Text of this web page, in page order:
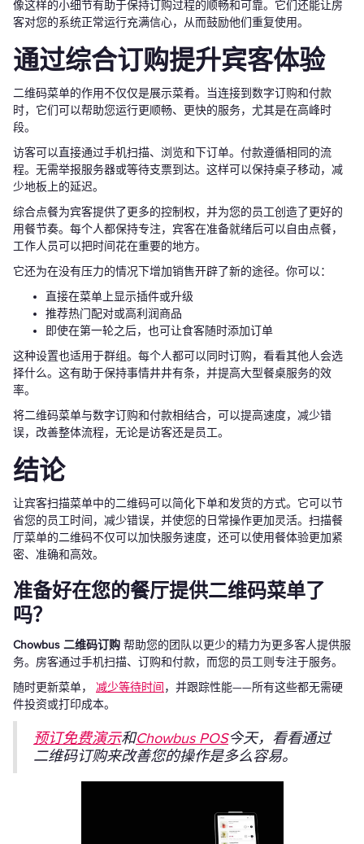
像这样的小细节有助于保持订购过程的顺畅和可靠。它们还能让房
客对您的系统正常运行充满信心，从而鼓励他们重复使用。
通过综合订购提升宾客体验
二维码菜单的作用不仅仅是展示菜肴。当连接到数字订购和付款
时，它们可以帮助您运行更顺畅、更快的服务，尤其是在高峰时
段。
访客可以直接通过手机扫描、浏览和下订单。付款遵循相同的流
程。无需举报服务器或等待支票到达。这样可以保持桌子移动，减
少地板上的延迟。
综合点餐为宾客提供了更多的控制权，并为您的员工创造了更好的
用餐节奏。每个人都保持专注，宾客在准备就绪后可以自由点餐，
工作人员可以把时间花在重要的地方。
它还为在没有压力的情况下增加销售开辟了新的途径。你可以：
直接在菜单上显示插件或升级
推荐热门配对或高利润商品
即使在第一轮之后，也可让食客随时添加订单
这种设置也适用于群组。每个人都可以同时订购，看看其他人会选
择什么。这有助于保持事情井井有条，并提高大型餐桌服务的效
率。
将二维码菜单与数字订购和付款相结合，可以提高速度，减少错
误，改善整体流程，无论是访客还是员工。
结论
让宾客扫描菜单中的二维码可以简化下单和发货的方式。它可以节
省您的员工时间，减少错误，并使您的日常操作更加灵活。扫描餐
厅菜单的二维码不仅可以加快服务速度，还可以使用餐体验更加紧
密、准确和高效。
准备好在您的餐厅提供二维码菜单了
吗？
Chowbus 二维码订购 帮助您的团队以更少的精力为更多客人提供服
务。房客通过手机扫描、订购和付款，而您的员工则专注于服务。
随时更新菜单， 减少等待时间 ，并跟踪性能——所有这些都无需硬
件投资或打印成本。
预订免费演示和Chowbus POS今天，看看通过
二维码订购来改善您的操作是多么容易。